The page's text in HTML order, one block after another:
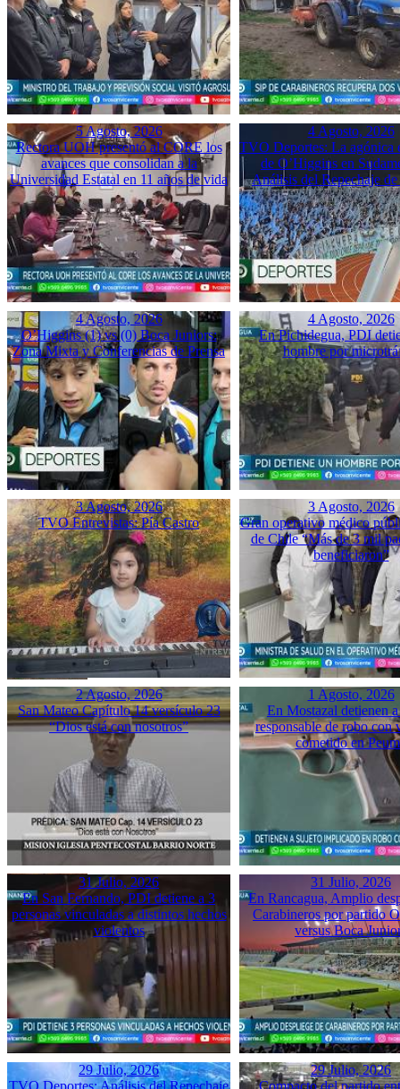
5 Agosto, 2026
Rectora UOH presentó al CORE los
avances que consolidan a la
Universidad Estatal en 11 años de vida
4 Agosto, 2026
TVO Deportes: La agónica
de O’Higgins en
Análisis del Repechaje de
4 Agosto, 2026
O’Higgins (1) vs (0) Boca Juniors:
Zona Mixta y Conferencias de Prensa
4 Agosto, 2026
En Pichidegua, PDI
hombre por
3 Agosto, 2026
TVO Entrevistas: Pía Castro
3 Agosto, 2026
Gran operativo médico
de Chile “Más de 3 mil
beneficiaron”
2 Agosto, 2026
San Mateo Capítulo 14 versículo 23
“Dios está con nosotros”
1 Agosto, 2026
En Mostazal detienen
responsable de robo con
cometido en
31 Julio, 2026
En San Fernando, PDI detiene a 3
personas vinculadas a distintos hechos
violentos
31 Julio, 2026
En Rancagua, Amplio
Carabineros por partido
versus Boca
29 Julio, 2026
TVO Deportes: Análisis del Repechaje
29 Julio, 2026
Compacto del partido